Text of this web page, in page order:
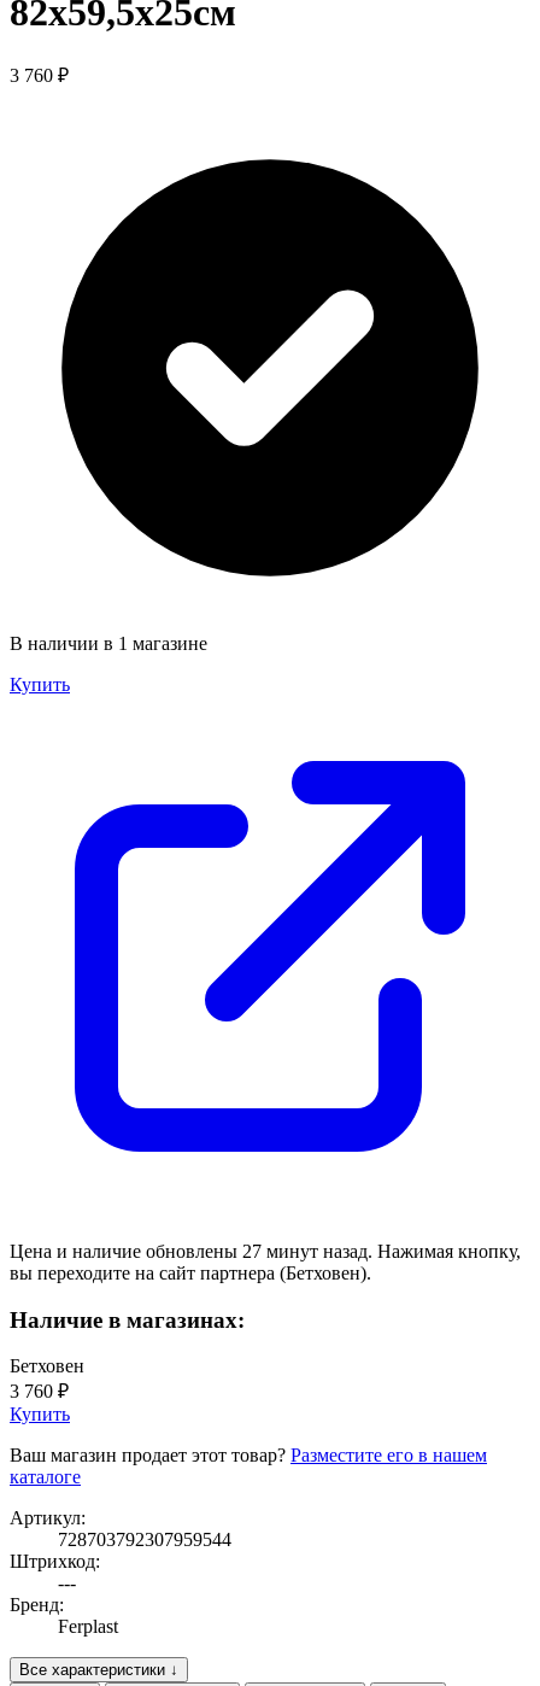
82x59,5x25см
3 760 ₽
В наличии в 1 магазине
Купить
Цена и наличие обновлены 27 минут назад. Нажимая кнопку,
вы переходите на сайт партнера (Бетховен).
Наличие в магазинах:
Бетховен
3 760 ₽
Купить
Ваш магазин продает этот товар? Разместите его в нашем
каталоге
Артикул:
728703792307959544
Штрихкод:
---
Бренд:
Ferplast
Все характеристики ↓